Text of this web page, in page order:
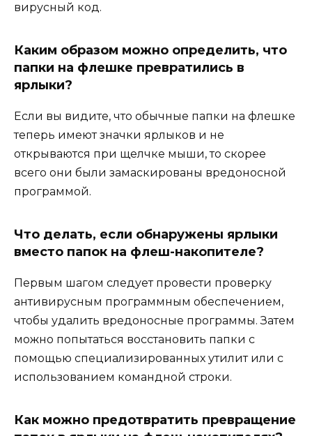
вирусный код.
Каким образом можно определить, что
папки на флешке превратились в
ярлыки?
Если вы видите, что обычные папки на флешке
теперь имеют значки ярлыков и не
открываются при щелчке мыши, то скорее
всего они были замаскированы вредоносной
программой.
Что делать, если обнаружены ярлыки
вместо папок на флеш-накопителе?
Первым шагом следует провести проверку
антивирусным программным обеспечением,
чтобы удалить вредоносные программы. Затем
можно попытаться восстановить папки с
помощью специализированных утилит или с
использованием командной строки.
Как можно предотвратить превращение